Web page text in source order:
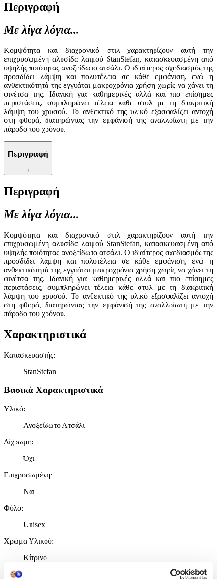
Περιγραφή
Με λίγα λόγια...
Κομψότητα και διαχρονικό στιλ χαρακτηρίζουν αυτή την
επιχρυσωμένη αλυσίδα λαιμού StanStefan, κατασκευασμένη από
υψηλής ποιότητας ανοξείδωτο ατσάλι. Ο ιδιαίτερος σχεδιασμός της
προσδίδει λάμψη και πολυτέλεια σε κάθε εμφάνιση, ενώ η
ανθεκτικότητά της εγγυάται μακροχρόνια χρήση χωρίς να χάνει τη
φινέτσα της. Ιδανική για καθημερινές αλλά και πιο επίσημες
περιστάσεις, συμπληρώνει τέλεια κάθε στυλ με τη διακριτική
λάμψη του χρυσού. Το ανθεκτικό της υλικό εξασφαλίζει αντοχή
στη φθορά, διατηρώντας την εμφάνισή της αναλλοίωτη με την
πάροδο του χρόνου.
Περιγραφή
+
Περιγραφή
Με λίγα λόγια...
Κομψότητα και διαχρονικό στιλ χαρακτηρίζουν αυτή την
επιχρυσωμένη αλυσίδα λαιμού StanStefan, κατασκευασμένη από
υψηλής ποιότητας ανοξείδωτο ατσάλι. Ο ιδιαίτερος σχεδιασμός της
προσδίδει λάμψη και πολυτέλεια σε κάθε εμφάνιση, ενώ η
ανθεκτικότητά της εγγυάται μακροχρόνια χρήση χωρίς να χάνει τη
φινέτσα της. Ιδανική για καθημερινές αλλά και πιο επίσημες
περιστάσεις, συμπληρώνει τέλεια κάθε στυλ με τη διακριτική
λάμψη του χρυσού. Το ανθεκτικό της υλικό εξασφαλίζει αντοχή
στη φθορά, διατηρώντας την εμφάνισή της αναλλοίωτη με την
πάροδο του χρόνου.
Χαρακτηριστικά
Κατασκευαστής:
StanStefan
Βασικά Χαρακτηριστικά
Υλικό:
Ανοξείδωτο Ατσάλι
Δίχρωμη:
Όχι
Επιχρυσωμένη:
Ναι
Φύλο:
Unisex
Χρώμα Υλικού:
Κίτρινο
Λεπτομέρειες